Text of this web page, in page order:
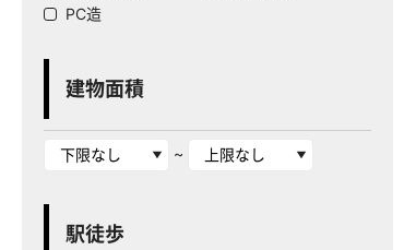
PC造
建物面積
~
駅徒歩